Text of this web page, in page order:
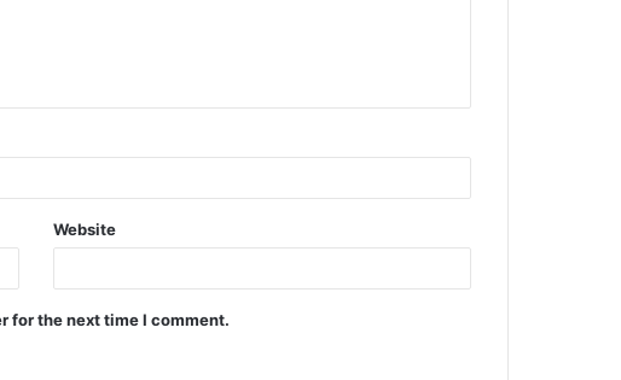
Website
for the next time I comment.